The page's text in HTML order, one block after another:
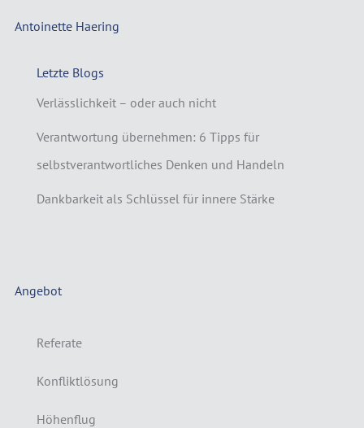
Antoinette Haering
Letzte Blogs
Verlässlichkeit – oder auch nicht
Verantwortung übernehmen: 6 Tipps für
selbstverantwortliches Denken und Handeln
Dankbarkeit als Schlüssel für innere Stärke
Angebot
Referate
Konfliktlösung
Höhenflug